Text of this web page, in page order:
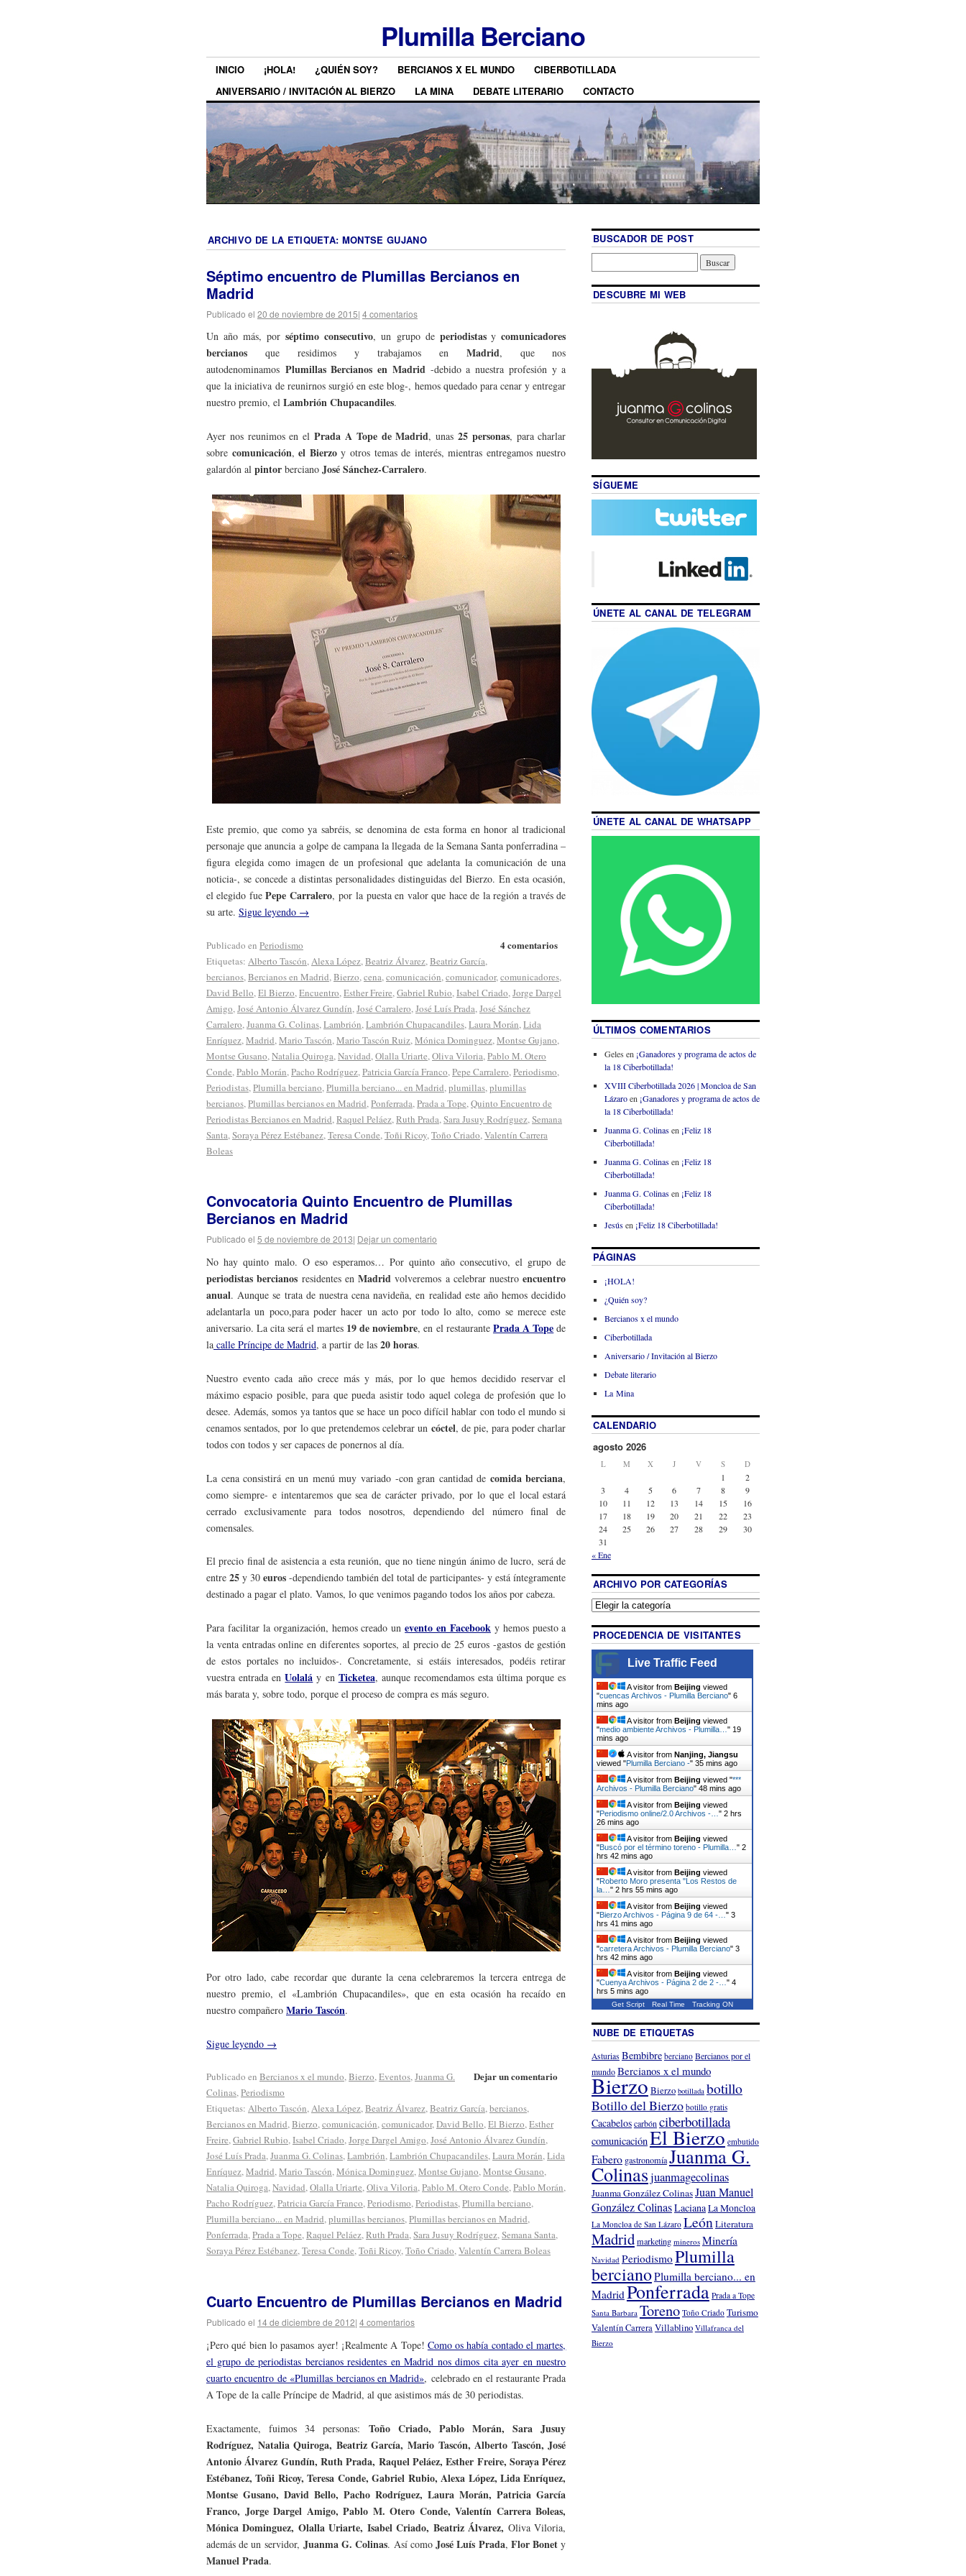
Plumilla Berciano
INICIO ¡HOLA! ¿QUIÉN SOY? BERCIANOS X EL MUNDO
CIBERBOTILLADA
ANIVERSARIO / INVITACIÓN AL BIERZO
LA MINA DEBATE LITERARIO CONTACTO
ARCHIVO DE LA ETIQUETA: MONTSE GUJANO
Séptimo encuentro de Plumillas Bercianos en
Madrid
Publicado el 20 de noviembre de 2015| 4 comentarios
Un año más, por séptimo consecutivo, un grupo de periodistasycomunicadores
bercianos que residimos y trabajamos en Madrid, que nos
autodenominamos Plumillas Bercianos en Madrid -debido a nuestra profesión y a
que la iniciativa de reunirnos surgió en este blog-, hemos quedado para cenar y entregar
nuestro premio, el Lambrión Chupacandiles.
Ayer nos reunimos en elPrada A Tope de Madrid, unas 25 personas, para charlar
sobre comunicación,el Bierzoy otros temas de interés, mientras entregamos nuestro
galardón al pintor berciano José Sánchez-Carralero.
Este premio, que como ya sabréis, se denomina de esta forma en honor al tradicional
personaje que anuncia a golpe de campana la llegada de la Semana Santa ponferradina –
figura elegida como imagen de un profesional que adelanta la comunicación de una
noticia-, se concede a distintas personalidades distinguidas del Bierzo. En esta ocasión,
el elegido fuePepe Carralero, por la puesta en valor que hace de la región a través de
su arte. Sigue leyendo →
4 comentarios
Publicado en Periodismo
Etiquetas: Alberto Tascón, Alexa López, Beatriz Álvarez, Beatriz García,
bercianos, Bercianos en Madrid, Bierzo, cena, comunicación, comunicador, comunicadores,
David Bello, El Bierzo, Encuentro, Esther Freire, Gabriel Rubio, Isabel Criado, Jorge Dargel
Amigo, José Antonio Álvarez Gundín, José Carralero, José Luís Prada, José Sánchez
Carralero, Juanma G. Colinas, Lambrión, Lambrión Chupacandiles, Laura Morán, Lida
Enríquez, Madrid, Mario Tascón, Mario Tascón Ruiz, Mónica Dominguez, Montse Gujano,
Montse Gusano, Natalia Quiroga, Navidad, Olalla Uriarte, Oliva Viloria, Pablo M. Otero
Conde, Pablo Morán, Pacho Rodríguez, Patricia García Franco, Pepe Carralero, Periodismo,
Periodistas, Plumilla berciano, Plumilla berciano... en Madrid, plumillas, plumillas
bercianos, Plumillas bercianos en Madrid, Ponferrada, Prada a Tope, Quinto Encuentro de
Periodistas Bercianos en Madrid, Raquel Peláez, Ruth Prada, Sara Jusuy Rodríguez, Semana
Santa, Soraya Pérez Estébanez, Teresa Conde, Toñi Ricoy, Toño Criado, Valentín Carrera
Boleas
Convocatoria Quinto Encuentro de Plumillas
Bercianos en Madrid
Publicado el 5 de noviembre de 2013| Dejar un comentario
No hay quinto malo. O eso esperamos… Por quinto año consecutivo, el grupo de
periodistas bercianos residentes enMadrid volveremos a celebrar nuestroencuentro
anual. Aunque se trata de nuestra cena navideña, en realidad este año hemos decidido
adelantarla un poco,para poder hacer un acto por todo lo alto, como se merece este
aniversario. La cita será el martes 19 de noviembre, en el restaurante Prada A Tope de
la calle Príncipe de Madrid, a partir de las 20 horas.
Nuestro evento cada año crece más y más, por lo que hemos decidido reservar el
máximo espacio posible, para que pueda asistir todo aquel colega de profesión que lo
desee. Además, somos ya tantos que se hace un poco difícil hablar con todo el mundo si
cenamos sentados, por lo que pretendemos celebrar un cóctel, de pie, para poder charlar
todos con todos y ser capaces de ponernos al día.
La cena consistirá en un menú muy variado -con gran cantidad de comida berciana,
como siempre- e intentaremos que sea de carácter privado, por lo que el local estará
cerrado exclusivamente para todos nosotros, dependiendo del número final de
comensales.
El precio final de asistencia a esta reunión, que no tiene ningún ánimo de lucro, será de
entre 25 y 30euros -dependiendo también del total de participantes- y está íntegramente
destinado a pagar el plato. Vamos, lo que venimos pagando todos los años por cabeza.
Para facilitar la organización, hemos creado unevento en Facebooky hemos puesto a
la venta entradas online en diferentes soportes, al precio de 25 euros -gastos de gestión
de estos portales no incluidos-. Concretamente, si estáis interesados, podéis retirar
vuestra entrada enUolalá y en Ticketea, aunque recomendamos esta última porque es
más barata y, sobre todo, porque el proceso de compra es más seguro.
Por otro lado, cabe recordar que durante la cena celebraremos la tercera entrega de
nuestro premio, el «Lambrión Chupacandiles», que en esta ocasión ha recaído en
nuestro compañero Mario Tascón.
Sigue leyendo →
Dejar un comentario
Publicado en Bercianos x el mundo,Bierzo,Eventos,Juanma G.
Colinas,Periodismo
Etiquetas: Alberto Tascón,Alexa López,Beatriz Álvarez,Beatriz García,bercianos,
Bercianos en Madrid,Bierzo,comunicación,comunicador,David Bello,El Bierzo,Esther
Freire,Gabriel Rubio,Isabel Criado,Jorge Dargel Amigo,José Antonio Álvarez Gundín,
José Luís Prada,Juanma G. Colinas,Lambrión,Lambrión Chupacandiles,Laura Morán,Lida
Enríquez,Madrid,Mario Tascón,Mónica Dominguez,Montse Gujano,Montse Gusano,
Natalia Quiroga,Navidad,Olalla Uriarte,Oliva Viloria,Pablo M. Otero Conde,Pablo Morán,
Pacho Rodríguez,Patricia García Franco,Periodismo,Periodistas,Plumilla berciano,
Plumilla berciano... en Madrid,plumillas bercianos,Plumillas bercianos en Madrid,
Ponferrada,Prada a Tope,Raquel Peláez,Ruth Prada,Sara Jusuy Rodríguez,Semana Santa,
Soraya Pérez Estébanez,Teresa Conde,Toñi Ricoy,Toño Criado,Valentín Carrera Boleas
Cuarto Encuentro de Plumillas Bercianos en Madrid
Publicado el 14 de diciembre de 2012| 4 comentarios
¡Pero qué bien lo pasamos ayer! ¡Realmente A Tope! Como os había contado el martes,
el grupo de periodistas bercianos residentes en Madrid nos dimos cita ayer en nuestro
cuarto encuentro de «Plumillas bercianos en Madrid», celebrado en el restaurante Prada
A Tope de la calle Príncipe de Madrid, al que asistimos más de 30 periodistas.
Exactamente, fuimos 34 personas:Toño Criado, Pablo Morán, Sara Jusuy
Rodríguez, Natalia Quiroga, Beatriz García, Mario Tascón, Alberto Tascón, José
Antonio Álvarez Gundín, Ruth Prada, Raquel Peláez, Esther Freire, Soraya Pérez
Estébanez, Toñi Ricoy, Teresa Conde, Gabriel Rubio, Alexa López, Lida Enríquez,
Montse Gusano, David Bello, Pacho Rodríguez, Laura Morán, Patricia García
Franco, Jorge Dargel Amigo, Pablo M. Otero Conde, Valentín Carrera Boleas,
Mónica Dominguez, Olalla Uriarte,Isabel Criado, Beatriz Álvarez,Oliva Viloria,
además de un servidor, Juanma G. Colinas. Así comoJosé Luís Prada, Flor Bonet y
Manuel Prada.
BUSCADOR DE POST
DESCUBRE MI WEB
SÍGUEME
ÚNETE AL CANAL DE TELEGRAM
ÚNETE AL CANAL DE WHATSAPP
ÚLTIMOS COMENTARIOS
Geles en ¡Ganadores y programa de actos de
la 18 Ciberbotillada!
XVIII Ciberbotillada 2026 | Moncloa de San
Lázaroen ¡Ganadores y programa de actos de
la 18 Ciberbotillada!
Juanma G. Colinasen ¡Feliz 18
Ciberbotillada!
Juanma G. Colinasen ¡Feliz 18
Ciberbotillada!
Juanma G. Colinasen ¡Feliz 18
Ciberbotillada!
Jesúsen ¡Feliz 18 Ciberbotillada!
PÁGINAS
¡HOLA!
¿Quién soy?
Bercianos x el mundo
Ciberbotillada
Aniversario / Invitación al Bierzo
Debate literario
La Mina
CALENDARIO
agosto 2026
L M X J V S D
1
2
3
4 5 6 7 8
9
10
11 12 13 14 15
16
17
18 19 20 21 22
23
24
25 26 27 28 29
30
31
« Ene
ARCHIVO POR CATEGORÍAS
PROCEDENCIA DE VISITANTES
Live Traffic Feed
A visitor from Beijing viewed
"cuencas Archivos - Plumilla Berciano" 6
mins ago
A visitor from Beijing viewed
"medio ambiente Archivos - Plumilla… " 19
mins ago
A visitor from Nanjing, Jiangsu
viewed "Plumilla Berciano -" 35 mins ago
A visitor from Beijing viewed "***
Archivos - Plumilla Berciano" 48 mins ago
A visitor from Beijing viewed
"Periodismo online/2.0 Archivos -… " 2 hrs
26 mins ago
A visitor from Beijing viewed
"Buscó por el término toreno - Plumilla… " 2
hrs 42 mins ago
A visitor from Beijing viewed
"Roberto Moro presenta "Los Restos de
la… " 2 hrs 55 mins ago
A visitor from Beijing viewed
"Bierzo Archivos - Página 9 de 64 -… " 3
hrs 41 mins ago
A visitor from Beijing viewed
"carretera Archivos - Plumilla Berciano" 3
hrs 42 mins ago
A visitor from Beijing viewed
"Cuenya Archivos - Página 2 de 2 -… " 4
hrs 5 mins ago
Get Script Real Time Tracking ON
NUBE DE ETIQUETAS
Asturias Bembibre berciano Bercianos por el
mundoBercianos x el mundo
BierzoBierzo botillada botillo
Botillo del Bierzo botillo gratis
Cacabeloscarbón ciberbotillada
comunicaciónEl Bierzo embutido
Fabero gastronomíaJuanma G.
Colinasjuanmagecolinas
Juanma González ColinasJuan Manuel
González ColinasLacianaLa Moncloa
La Moncloa de San Lázaro LeónLiteratura
Madridmarketing mineros Minería
Navidad PeriodismoPlumilla
bercianoPlumilla berciano... en
MadridPonferrada Prada a Tope
Santa Barbara Toreno Toño Criado Turismo
Valentín CarreraVillablino Villafranca del
Bierzo